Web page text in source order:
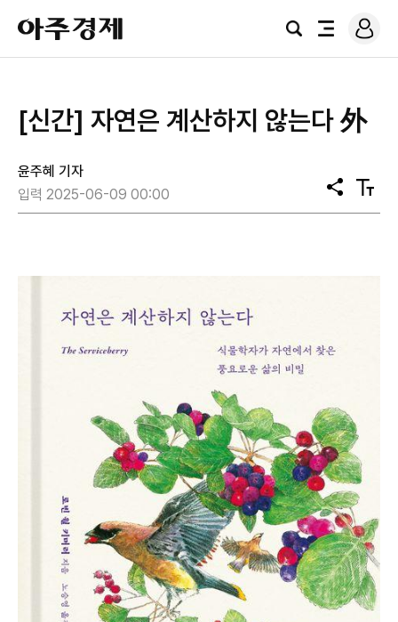
아
주
경
검
전
로
그
[신간] 자연은 계산하지 않는다 外
윤주혜 기자
입력 2025-06-09 00:00
공
유
텍
스